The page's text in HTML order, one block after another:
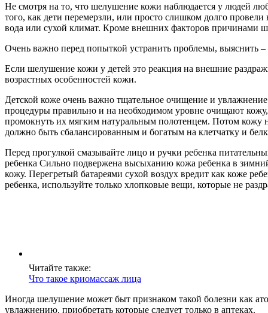
Не смотря на то, что шелушение кожи наблюдается у людей
того, как дети перемерзли, или просто слишком долго
вода или сухой климат. Кроме внешних факторов причинами
Очень важно перед попыткой устранить проблемы, выяснить
Если шелушение кожи у детей это реакция на внешние
возрастных особенностей кожи.
Детской коже очень важно тщательное очищение и
процедуры правильно и на необходимом уровне очищают
промокнуть их мягким натуральным полотенцем. Потом кожу
должно быть сбалансированным и богатым на клетчатку и
Перед прогулкой смазывайте лицо и ручки ребенка
ребенка Сильно подвержена высыханию кожа ребенка в
кожу. Перегретый батареями сухой воздух вредит как коже
ребенка, используйте только хлопковые вещи, которые не
Читайте также:
Что такое криомассаж лица
Иногда шелушение может быт признаком такой болезни как
увлажнению, приобретать которые следует только в аптеках.